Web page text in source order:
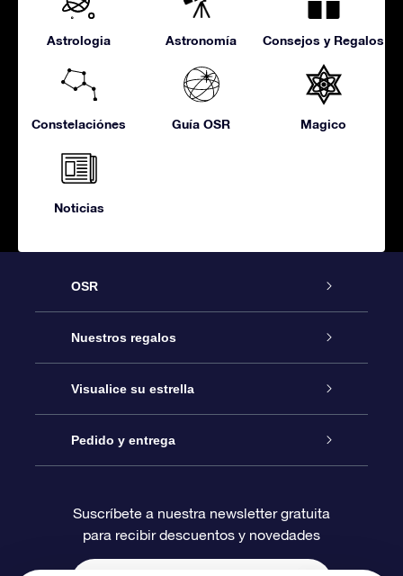
Astrologia Astronomía Consejos y Regalos
Constelaciónes Guía OSR Magico
Noticias
OSR
Atención
Contáctanos
Blog
Reseñas
Nuestros regalos
Regalo Estrella Online
Paquete de Regalo OSR
Tarjeta de Regalo OSR
Visualice su estrella
Registro estelar
Página de Estrella Personalizada
Pedido y entrega
Información de Pago
Suscríbete a nuestra newsletter gratuita
para recibir descuentos y novedades